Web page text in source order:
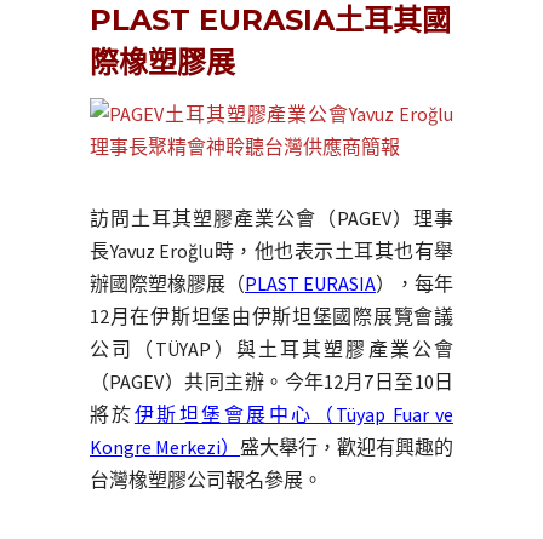
PLAST EURASIA土耳其國
際橡塑膠展
訪問土耳其塑膠產業公會（PAGEV）理事
長Yavuz Eroğlu時，他也表示土耳其也有舉
辦國際塑橡膠展（PLAST EURASIA），每年
12月在伊斯坦堡由伊斯坦堡國際展覽會議
公司（TÜYAP）與土耳其塑膠產業公會
（PAGEV）共同主辦。今年12月7日至10日
將於伊斯坦堡會展中心（Tüyap Fuar ve
Kongre Merkezi） 盛大舉行，歡迎有興趣的
台灣橡塑膠公司報名參展。